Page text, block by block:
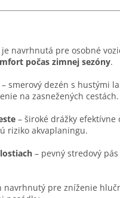
je navrhnutá pre osobné
počas zimnej sezóny.
– smerový dezén s hustými
na zasnežených cestách.
– široké drážky efektívne
riziko akvaplaningu.
– pevný stredový
navrhnutý pre zníženie